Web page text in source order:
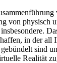
von physisch
in der all
sind
Realität